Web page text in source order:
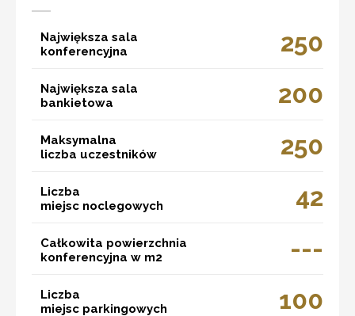
Największa sala
konferencyjna
250
Największa sala
bankietowa
200
Maksymalna
liczba uczestników
250
Liczba
miejsc noclegowych
42
Całkowita powierzchnia
konferencyjna w m2
---
Liczba
miejsc parkingowych
100